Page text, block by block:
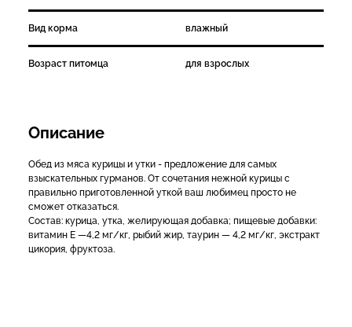
Вид корма влажный
Возраст питомца для взрослых
Описание
Обед из мяса курицы и утки - предложение для самых
взыскательных гурманов. От сочетания нежной курицы с
правильно приготовленной уткой ваш любимец просто не
сможет отказаться.
Состав: курица, утка, желирующая добавка; пищевые добавки:
витамин Е —4,2 мг/кг, рыбий жир, таурин — 4,2 мг/кг, экстракт
цикория, фруктоза.